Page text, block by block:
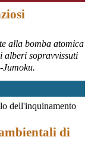
il Governo
piano straordinario
alla bomba atomica
alberi sopravvissuti
dell'inquinamento
di